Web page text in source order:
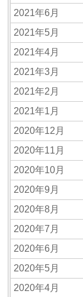
2021年6月
2021年5月
2021年4月
2021年3月
2021年2月
2021年1月
2020年12月
2020年11月
2020年10月
2020年9月
2020年8月
2020年7月
2020年6月
2020年5月
2020年4月